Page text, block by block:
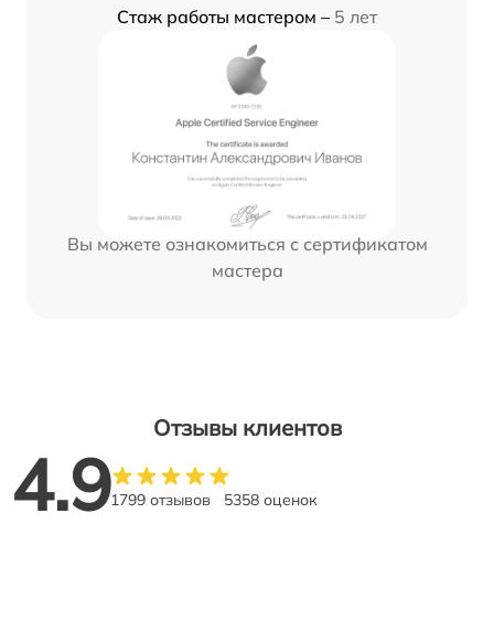
Стаж работы мастером – 5 лет
Вы можете ознакомиться с сертификатом
мастера
Отзывы клиентов
4.91799 отзывов 5358 оценок